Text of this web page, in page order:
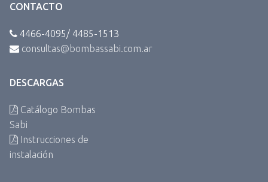
CONTACTO
4466-4095/ 4485-1513
consultas@bombassabi.com.ar
DESCARGAS
Catálogo Bombas
Sabi
Instrucciones de
instalación